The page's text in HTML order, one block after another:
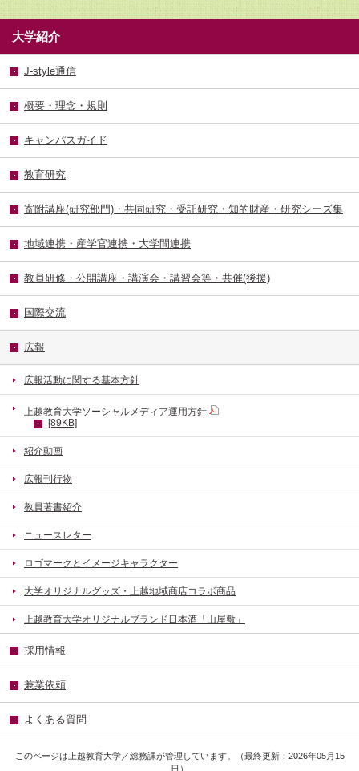
大学紹介
J-style通信
概要・理念・規則
キャンパスガイド
教育研究
寄附講座(研究部門)・共同研究・受託研究・知的財産・研究シーズ集
地域連携・産学官連携・大学間連携
教員研修・公開講座・講演会・講習会等・共催(後援)
国際交流
広報
広報活動に関する基本方針
上越教育大学ソーシャルメディア運用方針
[89KB]
紹介動画
広報刊行物
教員著書紹介
ニュースレター
ロゴマークとイメージキャラクター
大学オリジナルグッズ・上越地域商店コラボ商品
上越教育大学オリジナルブランド日本酒「山屋敷」
採用情報
兼業依頼
よくある質問
このページは上越教育大学／総務課が管理しています。（最終更新：2026年05月15
日）